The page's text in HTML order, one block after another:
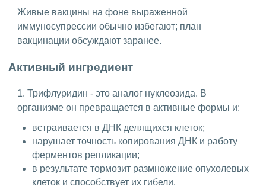
Живые вакцины на фоне выраженной
иммуносупрессии обычно избегают; план
вакцинации обсуждают заранее.
Активный ингредиент
1. Трифлуридин - это аналог нуклеозида. В
организме он превращается в активные формы и:
встраивается в ДНК делящихся клеток;
нарушает точность копирования ДНК и работу
ферментов репликации;
в результате тормозит размножение опухолевых
клеток и способствует их гибели.